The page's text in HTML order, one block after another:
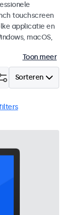
touchscreen
applicatie en
macOS,
Toon meer
Sorteren